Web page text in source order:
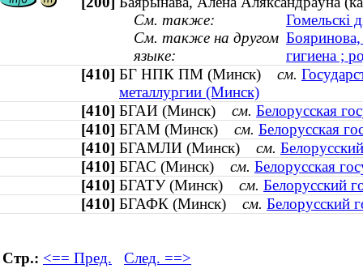
См. также:
Гомельскі
См. также на другом
языке:
гигиена ;
[410] БГ НПК ПМ (Минск) см.
металлургии (Минск)
[410] БГАИ (Минск) см. Белорусская
[410] БГАМ (Минск) см. Белорусская
[410] БГАМЛИ (Минск) см.
[410] БГАС (Минск) см. Белорусская
[410] БГАТУ (Минск) см. Белорусский
[410] БГАФК (Минск) см. Белорусский
Стр.: <== Пред. След. ==>